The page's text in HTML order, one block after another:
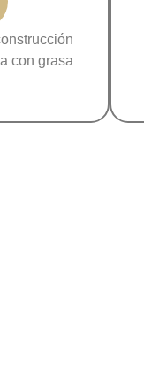
con grasa